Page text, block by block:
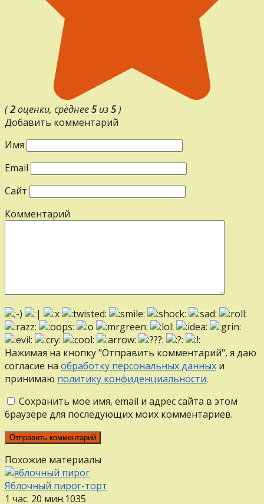
(2оценки, среднее5из5)
Добавить комментарий
Имя
Email
Сайт
Комментарий
Нажимая на кнопку "Отправить комментарий", я даю
согласие на обработку персональных данных и
принимаю политику конфиденциальности.
Сохранить моё имя, email и адрес сайта в этом
браузере для последующих моих комментариев.
Похожие материалы
Яблочный пирог-торт
1 час. 20 мин.1035